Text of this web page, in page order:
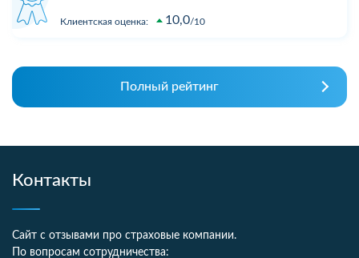
Клиентская оценка: 10,0 10
Полный рейтинг
Контакты
Сайт с отзывами про страховые компании.
По вопросам сотрудничества: